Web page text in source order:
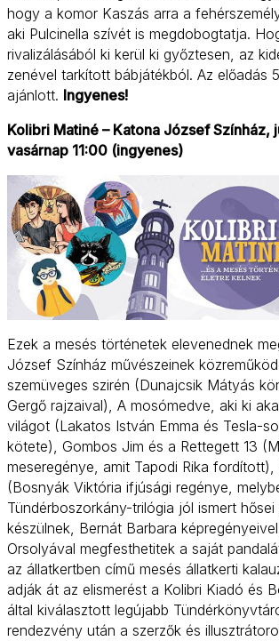
hogy a komor Kaszás arra a
aki Pulcinella szívét is megdobogtatja.
rivalizálásából ki kerül ki győztesen, az
zenével tarkított bábjátékból. Az előadás
ajánlott. Ingyenes!
Kolibri Matiné – Katona József Színház,
vasárnap 11:00 (ingyenes)
Ezek a mesés történetek elevenednek
József Színház művészeinek
szemüveges szirén (Dunajcsik Mátyás
Gergő rajzaival), A mosómedve, aki ki
világot (Lakatos István Emma és Tesla-
kötete), Gombos Jim és a Rettegett 13
meseregénye, amit Tapodi Rika fordított),
(Bosnyák Viktória ifjúsági regénye,
Tündérboszorkány-trilógia jól ismert hősei
készülnek, Bernát Barbara
Orsolyával megfesthetitek a saját
az állatkertben című mesés állatkerti
adják át az elismerést a Kolibri Kiadó és
által kiválasztott legújabb
rendezvény után a szerzők és